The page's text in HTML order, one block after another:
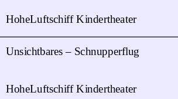
HoheLuftschiff Kindertheater
HoheLuftschiff Kindertheater
Unsichtbares – Schnupperflug